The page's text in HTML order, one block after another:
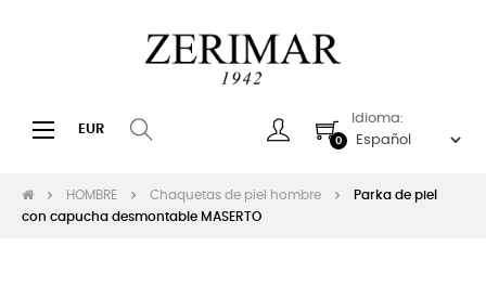
Navegación
☰ EUR
0
Idioma:
HOMBRE Chaquetas de piel hombre
Parka de piel
con capucha desmontable MASERTO